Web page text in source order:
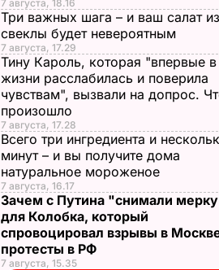
7 августа, 18.16
Три важных шага – и ваш салат из
свеклы будет невероятным
7 августа, 17.29
Тину Кароль, которая "впервые в
жизни расслабилась и поверила
чувствам", вызвали на допрос.
произошло
7 августа, 17.28
Всего три ингредиента и
минут – и вы получите дома
натуральное мороженое
7 августа, 16.17
Зачем с Путина "снимали
для Колобка, который
спровоцировал взрывы в
протесты в РФ
7 августа, 15.35